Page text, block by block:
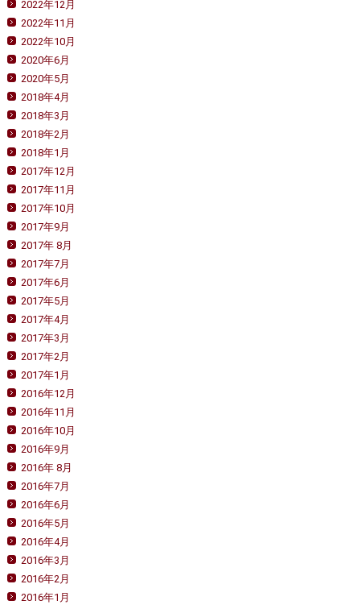
2022年12月
2022年11月
2022年10月
2020年6月
2020年5月
2018年4月
2018年3月
2018年2月
2018年1月
2017年12月
2017年11月
2017年10月
2017年9月
2017年 8月
2017年7月
2017年6月
2017年5月
2017年4月
2017年3月
2017年2月
2017年1月
2016年12月
2016年11月
2016年10月
2016年9月
2016年 8月
2016年7月
2016年6月
2016年5月
2016年4月
2016年3月
2016年2月
2016年1月